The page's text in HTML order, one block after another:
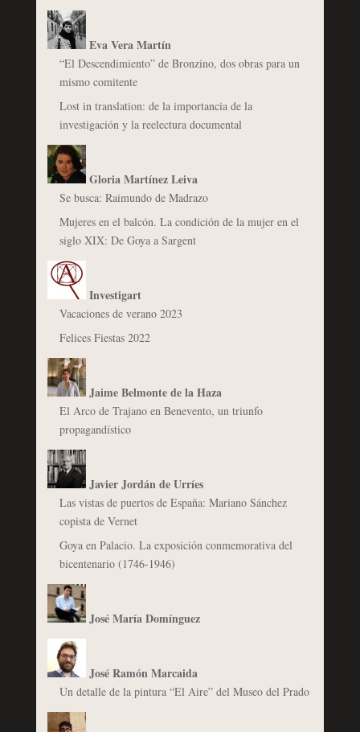
Eva Vera Martín
“El Descendimiento” de Bronzino, dos obras para un
mismo comitente
Lost in translation: de la importancia de la
investigación y la reelectura documental
Gloria Martínez Leiva
Se busca: Raimundo de Madrazo
Mujeres en el balcón. La condición de la mujer en el
siglo XIX: De Goya a Sargent
Investigart
Vacaciones de verano 2023
Felices Fiestas 2022
Jaime Belmonte de la Haza
El Arco de Trajano en Benevento, un triunfo
propagandístico
Javier Jordán de Urríes
Las vistas de puertos de España: Mariano Sánchez
copista de Vernet
Goya en Palacio. La exposición conmemorativa del
bicentenario (1746-1946)
José María Domínguez
José Ramón Marcaida
Un detalle de la pintura “El Aire” del Museo del Prado